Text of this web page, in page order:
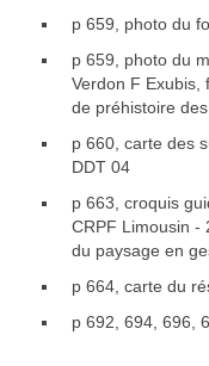
p 659, photo du
p 659, photo du
Verdon F Exubis,
de préhistoire
p 660, carte des
DDT 04
p 663, croquis
CRPF Limousin -
du paysage en
p 664, carte du
p 692, 694, 696,